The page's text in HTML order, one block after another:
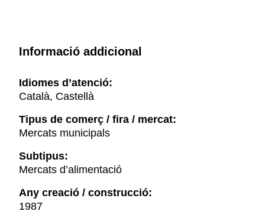
Informació addicional
Idiomes d’atenció:
Català, Castellà
Tipus de comerç / fira / mercat:
Mercats municipals
Subtipus:
Mercats d’alimentació
Any creació / construcció:
1987